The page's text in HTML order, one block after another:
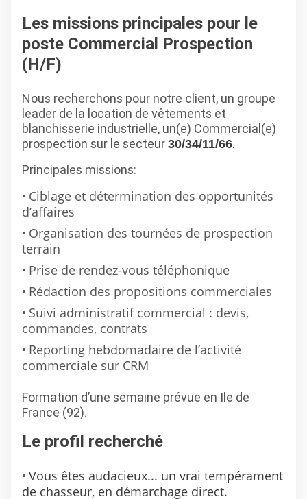
Les missions principales pour le
poste Commercial Prospection
(H/F)
Nous recherchons pour notre client, un groupe
leader de la location de vêtements et
blanchisserie industrielle, un(e) Commercial(e)
prospection sur le secteur 30/34/11/66.
Principales missions:
Ciblage et détermination des opportunités
d’affaires
Organisation des tournées de prospection
terrain
Prise de rendez-vous téléphonique
Rédaction des propositions commerciales
Suivi administratif commercial : devis,
commandes, contrats
Reporting hebdomadaire de l’activité
commerciale sur CRM
Formation d’une semaine prévue en Ile de
France (92).
Le profil recherché
Vous êtes audacieux... un vrai tempérament
de chasseur, en démarchage direct.